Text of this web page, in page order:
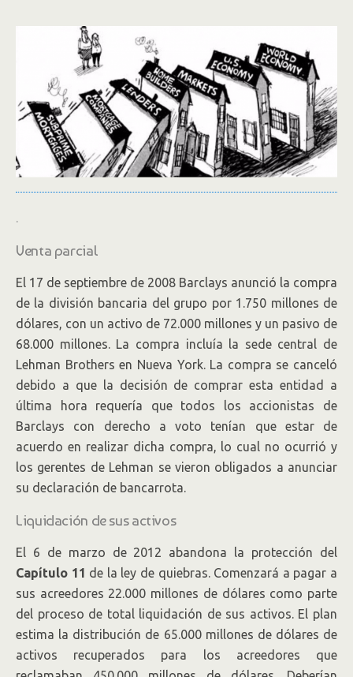
.
Venta parcial
El 17 de septiembre de 2008 Barclays anunció la compra
de la división bancaria del grupo por 1.750 millones de
dólares, con un activo de 72.000 millones y un pasivo de
68.000 millones. La compra incluía la sede central de
Lehman Brothers en Nueva York. La compra se canceló
debido a que la decisión de comprar esta entidad a
última hora requería que todos los accionistas de
Barclays con derecho a voto tenían que estar de
acuerdo en realizar dicha compra, lo cual no ocurrió y
los gerentes de Lehman se vieron obligados a anunciar
su declaración de bancarrota.
Liquidación de sus activos
El 6 de marzo de 2012 abandona la protección del
Capítulo 11 de la ley de quiebras. Comenzará a pagar a
sus acreedores 22.000 millones de dólares como parte
del proceso de total liquidación de sus activos. El plan
estima la distribución de 65.000 millones de dólares de
activos recuperados para los acreedores que